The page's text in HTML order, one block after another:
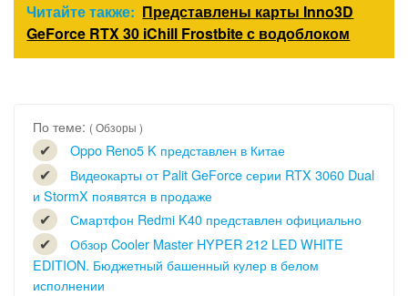
Читайте также: Представлены карты Inno3D
GeForce RTX 30 iChill Frostbite с водоблоком
По теме: ( Обзоры )
Oppo Reno5 K представлен в Китае
Видеокарты от Palit GeForce серии RTX 3060 Dual
и StormX появятся в продаже
Смартфон Redmi K40 представлен официально
Обзор Cooler Master HYPER 212 LED WHITE
EDITION. Бюджетный башенный кулер в белом
исполнении